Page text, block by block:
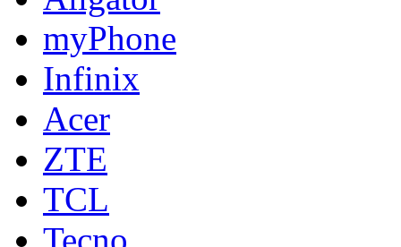
myPhone
Infinix
Acer
ZTE
TCL
Tecno